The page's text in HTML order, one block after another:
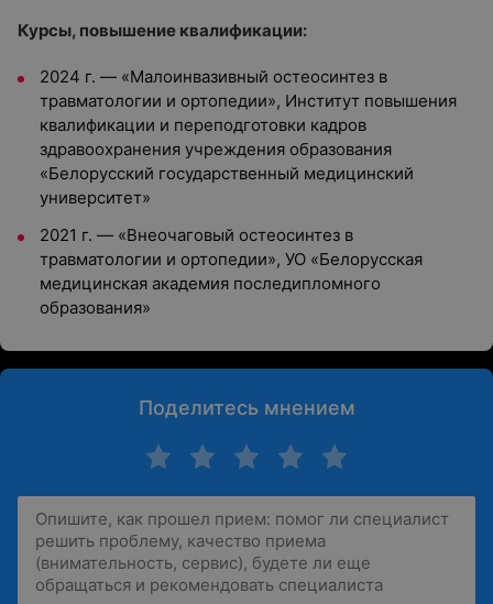
Курсы, повышение квалификации:
2024 г. — «Малоинвазивный остеосинтез в
травматологии и ортопедии», Институт повышения
квалификации и переподготовки кадров
здравоохранения учреждения образования
«Белорусский государственный медицинский
университет»
2021 г. — «Внеочаговый остеосинтез в
травматологии и ортопедии», УО «Белорусская
медицинская академия последипломного
образования»
Поделитесь мнением